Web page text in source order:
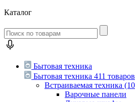
Каталог
Бытовая техника
Бытовая техника 411 товаров
Встраиваемая техника
Варочные панели